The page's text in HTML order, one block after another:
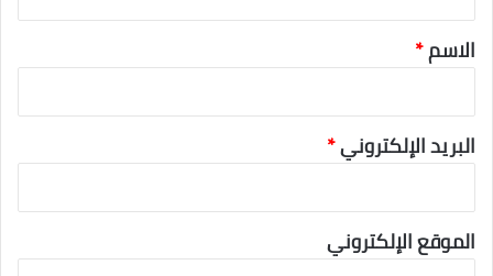
الاسم*
البريد الإلكتروني*
الموقع الإلكتروني